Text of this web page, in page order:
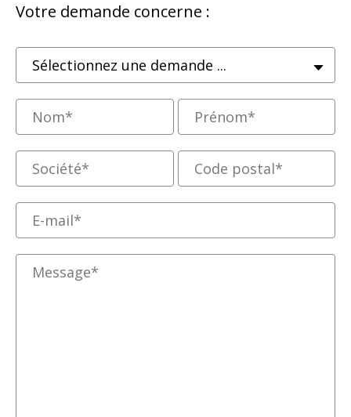
Votre demande concerne :